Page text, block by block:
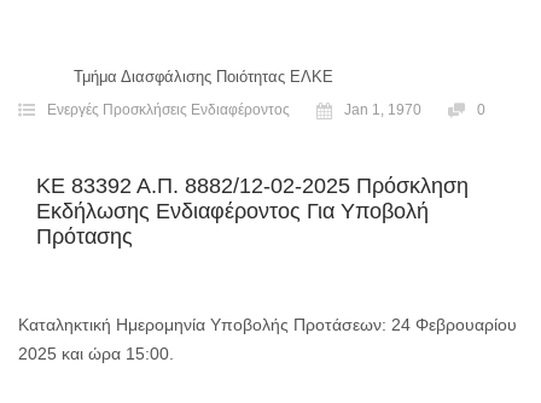
Τμήμα Διασφάλισης Ποιότητας ΕΛΚΕ
Ενεργές Προσκλήσεις Ενδιαφέροντος Jan 1, 1970 0
ΚΕ 83392 Α.Π. 8882/12-02-2025 Πρόσκληση
Εκδήλωσης Ενδιαφέροντος Για Υποβολή
Πρότασης
Καταληκτική Ημερομηνία Υποβολής Προτάσεων: 24 Φεβρουαρίου
2025 και ώρα 15:00.